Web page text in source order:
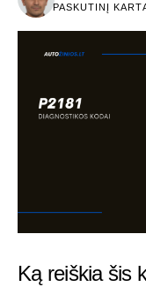
PASKUTINĮ
Ką reiškia šis